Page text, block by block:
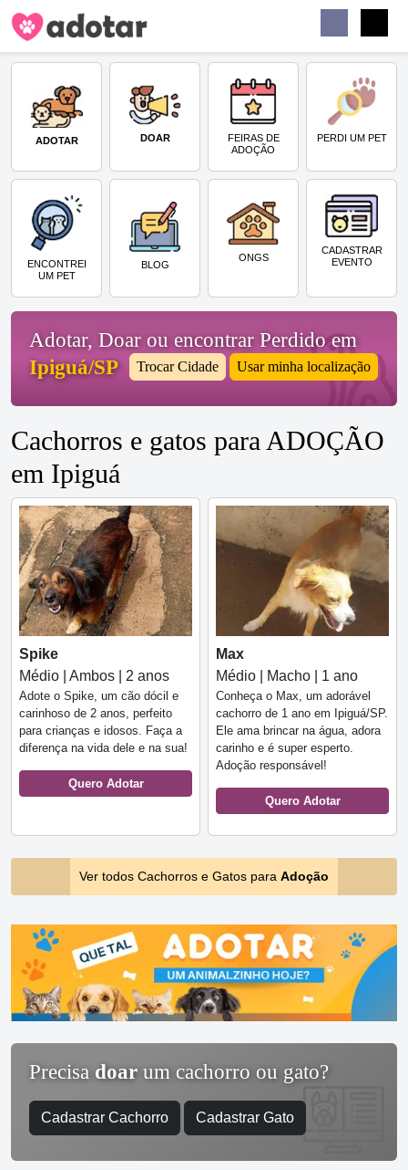
ADOTAR DOAR
FEIRAS DE
ADOÇÃO
PERDI UM PET
ENCONTREI
UM PET
BLOG
ONGS
CADASTRAR
EVENTO
Adotar, Doar ou encontrar Perdido em
Ipiguá/SP
Trocar Cidade Usar minha localização
Cachorros e gatos para ADOÇÃO
em Ipiguá
Spike
Médio | Ambos | 2 anos
Adote o Spike, um cão dócil e
carinhoso de 2 anos, perfeito
para crianças e idosos. Faça a
diferença na vida dele e na sua!
Quero Adotar
Max
Médio | Macho | 1 ano
Conheça o Max, um adorável
cachorro de 1 ano em Ipiguá/SP.
Ele ama brincar na água, adora
carinho e é super esperto.
Adoção responsável!
Quero Adotar
Ver todos Cachorros e Gatos para Adoção
Precisa doar um cachorro ou gato?
Cadastrar Cachorro Cadastrar Gato